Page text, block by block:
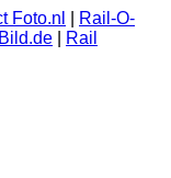
Foto.nl
Rail-O-
Rail